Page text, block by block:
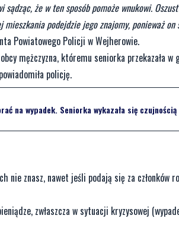
sądząc, że w ten sposób pomoże wnukowi.
podejdzie jego znajomy, ponieważ
Powiatowego Policji w Wejherowie.
mężczyzna, któremu seniorka przekazała w
policję.
na wypadek. Seniorka wykazała się czujnością
nie znasz, nawet jeśli podają się za członków
zwłaszcza w sytuacji kryzysowej